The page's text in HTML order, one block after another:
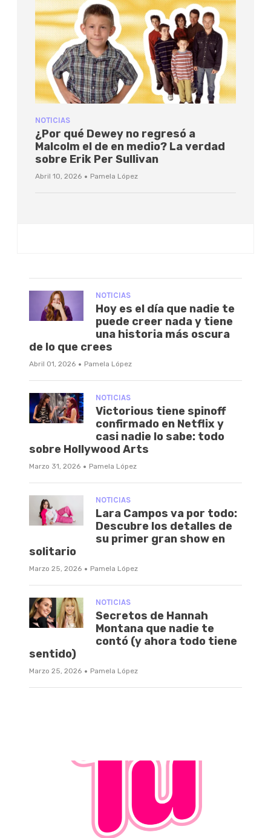
NOTICIAS
¿Por qué Dewey no regresó a
Malcolm el de en medio? La verdad
sobre Erik Per Sullivan
Abril 10, 2026 · Pamela López
NOTICIAS
Hoy es el día que nadie te
puede creer nada y tiene
una historia más oscura
de lo que crees
Abril 01, 2026 · Pamela López
NOTICIAS
Victorious tiene spinoff
confirmado en Netflix y
casi nadie lo sabe: todo
sobre Hollywood Arts
Marzo 31, 2026 · Pamela López
NOTICIAS
Lara Campos va por todo:
Descubre los detalles de
su primer gran show en
solitario
Marzo 25, 2026 · Pamela López
NOTICIAS
Secretos de Hannah
Montana que nadie te
contó (y ahora todo tiene
sentido)
Marzo 25, 2026 · Pamela López